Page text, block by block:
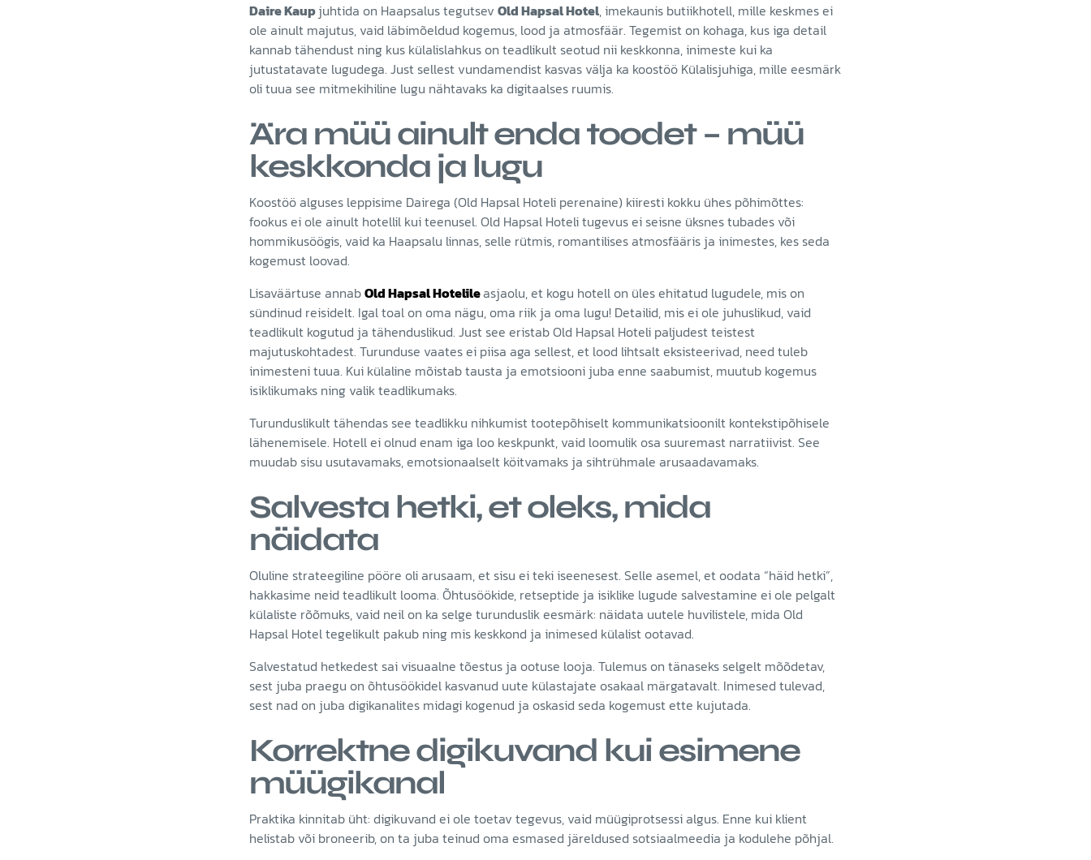
Daire Kaupjuhtida on Haapsalus tegutsev Old Hapsal Hotel, imekaunis butiikhotell, mille keskmes ei
ole ainult majutus, vaid läbimõeldud kogemus, lood ja atmosfäär. Tegemist on kohaga, kus iga detail
kannab tähendust ning kus külalislahkus on teadlikult seotud nii keskkonna, inimeste kui ka
jutustatavate lugudega. Just sellest vundamendist kasvas välja ka koostöö Külalisjuhiga, mille eesmärk
oli tuua see mitmekihiline lugu nähtavaks ka digitaalses ruumis.
Ära müü ainult enda toodet – müü
keskkonda ja lugu
Koostöö alguses leppisime Dairega (Old Hapsal Hoteli perenaine) kiiresti kokku ühes põhimõttes:
fookus ei ole ainult hotellil kui teenusel. Old Hapsal Hoteli tugevus ei seisne üksnes tubades või
hommikusöögis, vaid ka Haapsalu linnas, selle rütmis, romantilises atmosfääris ja inimestes, kes seda
kogemust loovad.
Lisaväärtuse annabOld Hapsal Hotelileasjaolu, et kogu hotell on üles ehitatud lugudele, mis on
sündinud reisidelt. Igal toal on oma nägu, oma riik ja oma lugu! Detailid, mis ei ole juhuslikud, vaid
teadlikult kogutud ja tähenduslikud. Just see eristab Old Hapsal Hoteli paljudest teistest
majutuskohtadest. Turunduse vaates ei piisa aga sellest, et lood lihtsalt eksisteerivad, need tuleb
inimesteni tuua. Kui külaline mõistab tausta ja emotsiooni juba enne saabumist, muutub kogemus
isiklikumaks ning valik teadlikumaks.
Turunduslikult tähendas see teadlikku nihkumist tootepõhiselt kommunikatsioonilt kontekstipõhisele
lähenemisele. Hotell ei olnud enam iga loo keskpunkt, vaid loomulik osa suuremast narratiivist. See
muudab sisu usutavamaks, emotsionaalselt köitvamaks ja sihtrühmale arusaadavamaks.
Salvesta hetki, et oleks, mida
näidata
Oluline strateegiline pööre oli arusaam, et sisu ei teki iseenesest. Selle asemel, et oodata “häid hetki”,
hakkasime neid teadlikult looma. Õhtusöökide, retseptide ja isiklike lugude salvestamine ei ole pelgalt
külaliste rõõmuks, vaid neil on ka selge turunduslik eesmärk: näidata uutele huvilistele, mida Old
Hapsal Hotel tegelikult pakub ning mis keskkond ja inimesed külalist ootavad.
Salvestatud hetkedest sai visuaalne tõestus ja ootuse looja. Tulemus on tänaseks selgelt mõõdetav,
sest juba praegu on õhtusöökidel kasvanud uute külastajate osakaal märgatavalt. Inimesed tulevad,
sest nad on juba digikanalites midagi kogenud ja oskasid seda kogemust ette kujutada.
Korrektne digikuvand kui esimene
müügikanal
Praktika kinnitab üht: digikuvand ei ole toetav tegevus, vaid müügiprotsessi algus. Enne kui klient
helistab või broneerib, on ta juba teinud oma esmased järeldused sotsiaalmeedia ja kodulehe põhjal.